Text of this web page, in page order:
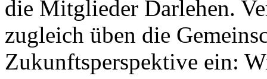
die Mitglieder Darlehen.
zugleich üben die
Zukunftsperspektive ein: